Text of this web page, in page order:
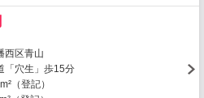
西区青山
「穴生」歩15分
（登記）